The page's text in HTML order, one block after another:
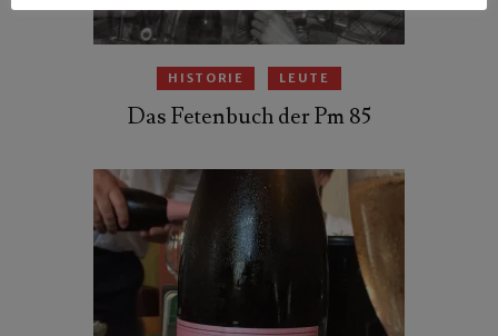
HISTORIE LEUTE
Das Fetenbuch der Pm 85